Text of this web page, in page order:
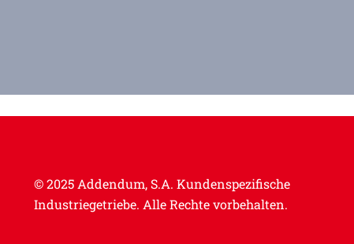
© 2025 Addendum, S.A. Kundenspezifische
Industriegetriebe. Alle Rechte vorbehalten.